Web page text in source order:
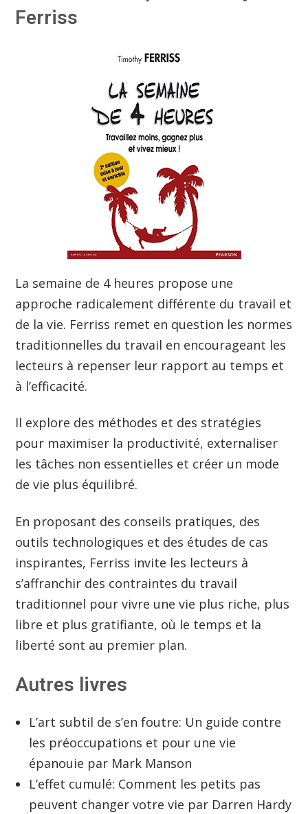
Ferriss
La semaine de 4 heures propose une
approche radicalement différente du travail et
de la vie. Ferriss remet en question les normes
traditionnelles du travail en encourageant les
lecteurs à repenser leur rapport au temps et
à l’efficacité.
Il explore des méthodes et des stratégies
pour maximiser la productivité, externaliser
les tâches non essentielles et créer un mode
de vie plus équilibré.
En proposant des conseils pratiques, des
outils technologiques et des études de cas
inspirantes, Ferriss invite les lecteurs à
s’affranchir des contraintes du travail
traditionnel pour vivre une vie plus riche, plus
libre et plus gratifiante, où le temps et la
liberté sont au premier plan.
Autres livres
L’art subtil de s’en foutre: Un guide contre
les préoccupations et pour une vie
épanouie par Mark Manson
L’effet cumulé: Comment les petits pas
peuvent changer votre vie par Darren Hardy